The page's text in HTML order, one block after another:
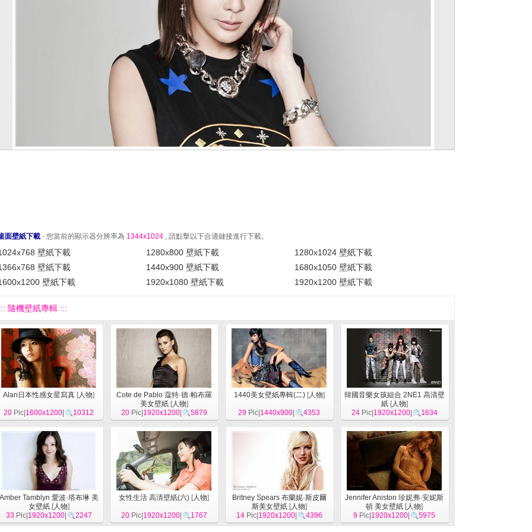
面壁紙下載 - 您當前的顯示器分辨率為 1344x1024 , 請點擊以下合適鏈接進行下載。
壁紙下載 1280x800 壁紙下載
1280x1024 壁紙下載
壁紙下載
1440x900 壁紙下載
1680x1050 壁紙下載
壁紙下載
1920x1080 壁紙下載 1920x1200 壁紙下載
隨機壁紙專輯 :::
Alan日本性感女星寫真 [人物]
20 Pic| 1600x1200 10312
Cote de Pablo 蔻特·德·帕布羅
美女壁紙[人物]
20Pic| 1920x1200| 5879
1440美女壁紙專輯(二)[人物]
29 Pic| 1440x900 4353
韓國音樂女孩組合 2NE1 高清壁
紙[人物]
24Pic| 1920x1200| 1634
Amber Tamblyn 愛波·塔布琳 美
女壁紙[人物]
33Pic| 1920x1200| 2247
女性生活 高清壁紙(六) [人物]
20Pic| 1920x1200| 1767
Britney Spears 布蘭妮·斯皮爾
斯美女壁紙[人物]
14Pic| 1920x1200| 4396
Jennifer Aniston 珍妮弗·安妮斯
頓 美女壁紙 [人物]
9 Pic| 1920x1200 5975